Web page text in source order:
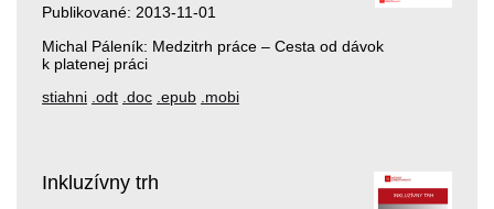
Publikované: 2013-11-01
Michal Páleník: Medzitrh práce – Cesta od dávok
k platenej práci
stiahni .odt .doc .epub .mobi
Inkluzívny trh